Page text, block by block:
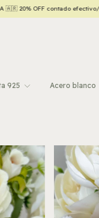
💵 Hasta 6 CUOTAS
925 Acero blanco